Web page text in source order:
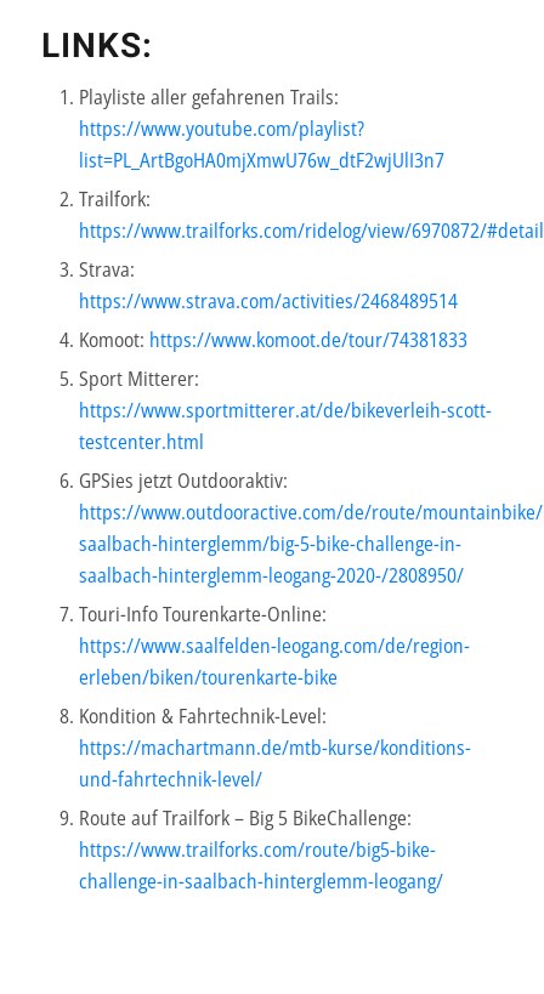
LINKS:
Playliste aller gefahrenen Trails:
https://www.youtube.com/playlist?
list=PL_ArtBgoHA0mjXmwU76w_dtF2wjUlI3n7
Trailfork:
https://www.trailforks.com/ridelog/view/6970872/
Strava:
https://www.strava.com/activities/2468489514
Komoot: https://www.komoot.de/tour/74381833
Sport Mitterer:
https://www.sportmitterer.at/de/bikeverleih-scott-
testcenter.html
GPSies jetzt Outdooraktiv:
https://www.outdooractive.com/de/route/
saalbach-hinterglemm/big-5-bike-challenge-in-
saalbach-hinterglemm-leogang-2020-/2808950/
Touri-Info Tourenkarte-Online:
https://www.saalfelden-leogang.com/de/region-
erleben/biken/tourenkarte-bike
Kondition & Fahrtechnik-Level:
https://machartmann.de/mtb-kurse/konditions-
und-fahrtechnik-level/
Route auf Trailfork – Big 5 BikeChallenge:
https://www.trailforks.com/route/big5-bike-
challenge-in-saalbach-hinterglemm-leogang/